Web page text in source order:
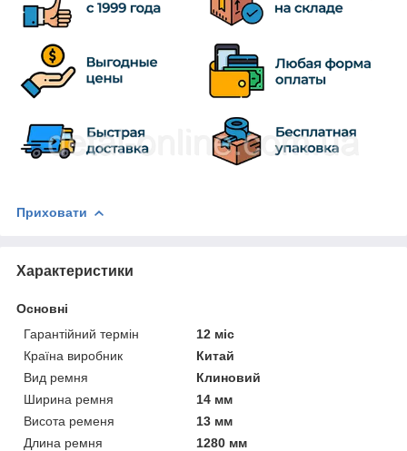
Приховати
Характеристики
Основні
Гарантійний термін
12 міс
Країна виробник
Китай
Вид ремня
Клиновий
Ширина ремня
14 мм
Висота ременя
13 мм
Длина ремня
1280 мм